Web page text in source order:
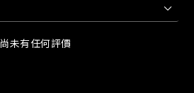
尚未有任何評價